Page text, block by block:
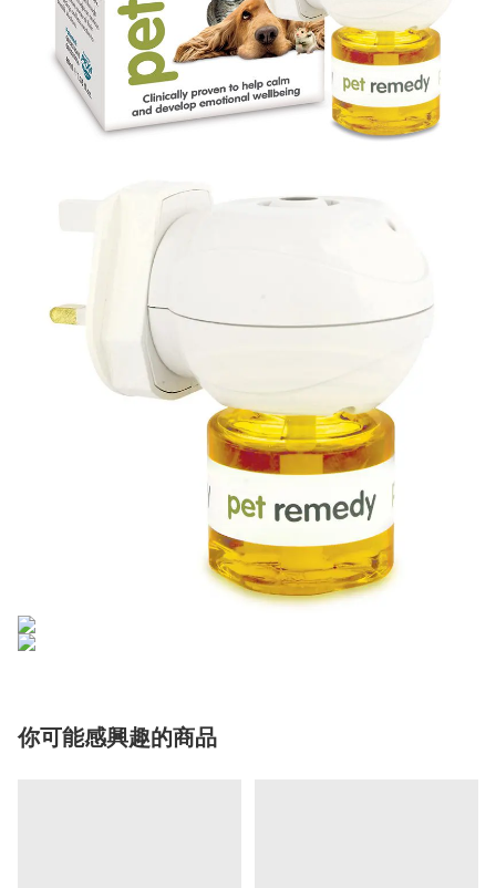
你可能感興趣的商品